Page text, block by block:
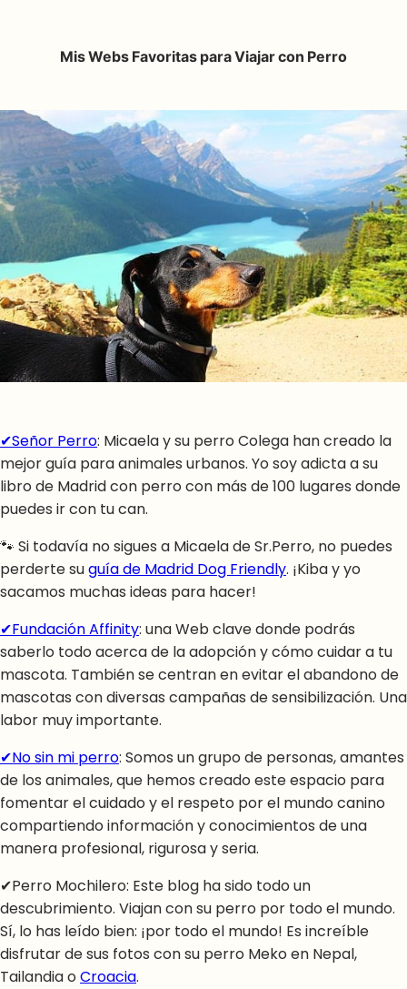
Mis Webs Favoritas para Viajar con Perro
✔Señor Perro: Micaela y su perro Colega han creado la
mejor guía para animales urbanos. Yo soy adicta a su
libro de Madrid con perro con más de 100 lugares donde
puedes ir con tu can.
🐾 Si todavía no sigues a Micaela de Sr.Perro, no puedes
perderte suguía de Madrid Dog Friendly. ¡Kiba y yo
sacamos muchas ideas para hacer!
✔Fundación Affinity: una Web clave donde podrás
saberlo todo acerca de la adopción y cómo cuidar a tu
mascota. También se centran en evitar el abandono de
mascotas con diversas campañas de sensibilización. Una
labor muy importante.
✔No sin mi perro: Somos un grupo de personas, amantes
de los animales, que hemos creado este espacio para
fomentar el cuidado y el respeto por el mundo canino
compartiendo información y conocimientos de una
manera profesional, rigurosa y seria.
✔Perro Mochilero: Este blog ha sido todo un
descubrimiento. Viajan con su perro por todo el mundo.
Sí, lo has leído bien: ¡por todo el mundo! Es increíble
disfrutar de sus fotos con su perro Meko en Nepal,
Tailandia oCroacia.